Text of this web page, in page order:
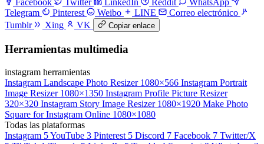
Facebook Twitter LinkedIn Reddit
WhatsApp
Telegram
Pinterest Weibo LINE
Correo electrónico
Tumblr
Xing VK Copiar enlace
Herramientas multimedia
instagram herramientas
Instagram Landscape Photo Resizer 1080×566 Instagram Portrait
Image Resizer 1080×1350 Instagram Profile Picture Resizer
320×320 Instagram Story Image Resizer 1080×1920 Make Photo
Square for Instagram Online 1080×1080
Todas las plataformas
Instagram 5YouTube 3 Pinterest 5 Discord 7 Facebook 7 Twitter/X